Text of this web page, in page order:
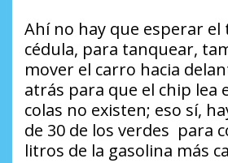
Ahí no hay que esperar el
cédula, para tanquear,
mover el carro hacia
atrás para que el chip lea
colas no existen; eso sí,
de 30 de los verdes para
litros de la gasolina más